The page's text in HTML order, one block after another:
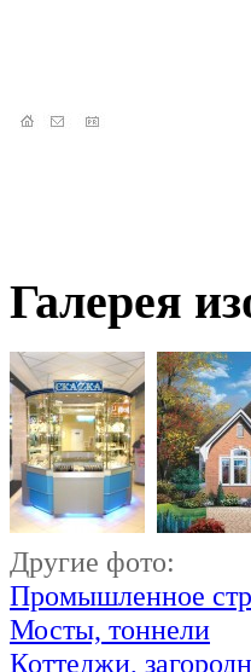
Галерея
Другие фото:
Промышленное
Мосты, тоннели
Коттеджи,